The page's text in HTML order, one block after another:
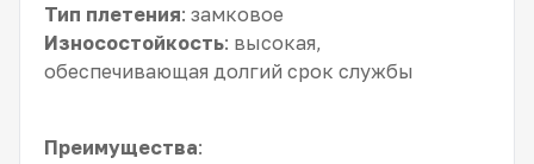
Тип плетения: замковое
Износостойкость: высокая,
обеспечивающая долгий срок службы
Преимущества: